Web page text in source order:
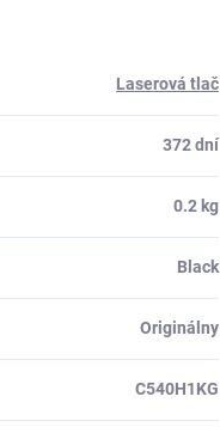
Laserová tlač
372 dní
0.2 kg
Black
Originálny
C540H1KG